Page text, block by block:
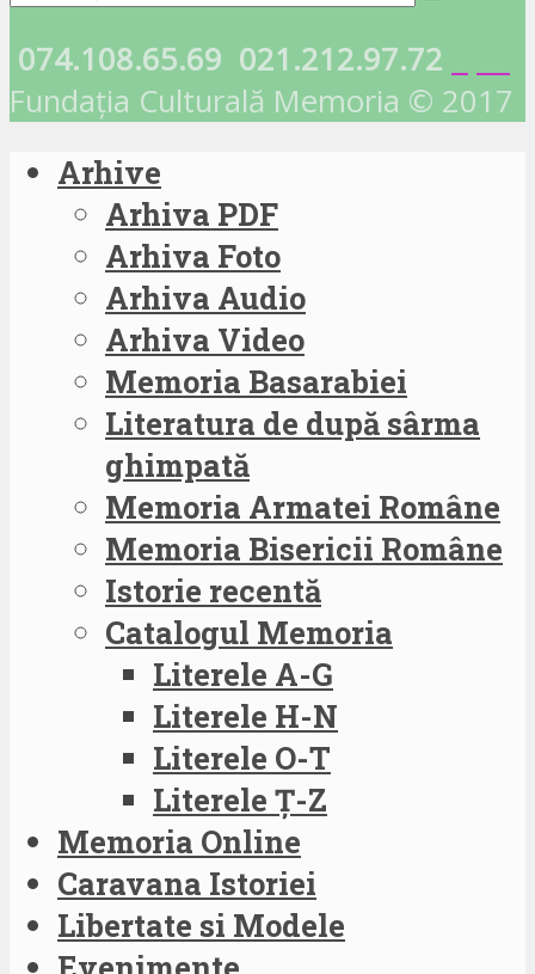
074.108.65.69 021.212.97.72
Fundația Culturală Memoria © 2017
Arhive
Arhiva PDF
Arhiva Foto
Arhiva Audio
Arhiva Video
Memoria Basarabiei
Literatura de după sârma
ghimpată
Memoria Armatei Române
Memoria Bisericii Române
Istorie recentă
Catalogul Memoria
Literele A-G
Literele H-N
Literele O-T
Literele Ț-Z
Memoria Online
Caravana Istoriei
Libertate si Modele